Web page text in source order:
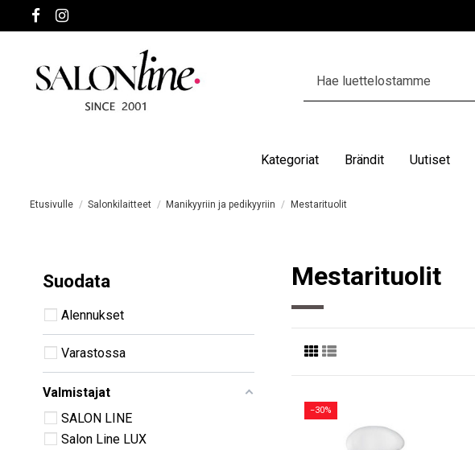
Kategoriat Brändit Uutiset
Etusivulle Salonkilaitteet Manikyyriin ja pedikyyriin Mestarituolit
Mestarituolit
−30%
Suodata
Alennukset
Varastossa
Valmistajat
SALON LINE
Salon Line LUX